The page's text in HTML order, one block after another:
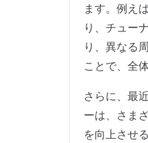
ます。例え
り、チュー
り、異なる
ことで、全
さらに、最
ーは、さま
を向上させ